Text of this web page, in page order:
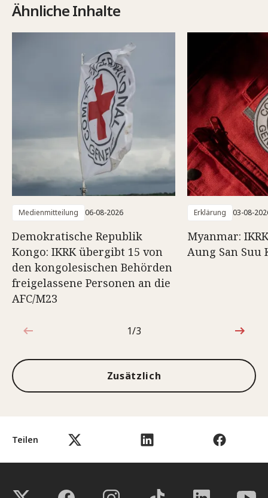
Teilen
Ähnliche Inhalte
Medienmitteilung 06-08-2026
Demokratische Republik
Kongo: IKRK übergibt 15 von
den kongolesischen Behörden
freigelassene Personen an die
AFC/M23
Erklärung 03-08-
Myanmar:
Aung San Suu
1von3
1/3
Zusätzlich